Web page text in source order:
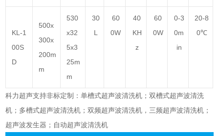
KL-1
00S
D
500x
300x
200m
m
530
x32
5x3
25m
m
30
L
60
0W
40
KH
z
60
0W
0-3
0m
in
20-8
0℃
科力超声支持非标定制：单槽式超声波清洗机 ；双槽式超声波清洗
机 ；多槽式超声波清洗机 ；双频超声波清洗机 ，三频超声波清洗机 ；
超声波发生器 ；自动超声波清洗机